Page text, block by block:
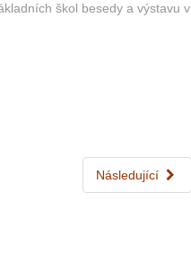
škol besedy a výstavu v
Následující